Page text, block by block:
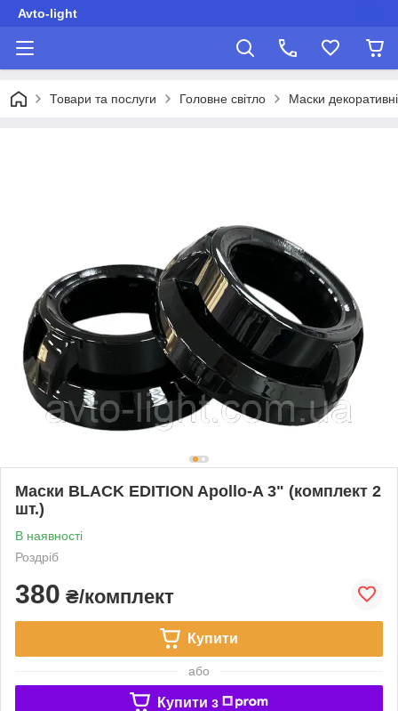
Avto-light
Товари та послуги Головне світло Маски
Маски BLACK EDITION Apollo-A 3" (комплект 2
шт.)
В наявності
Роздріб
380 ₴/комплект
Купити
або
Купити з